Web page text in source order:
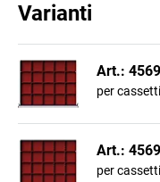
Varianti
Art.:
per
Art.:
per